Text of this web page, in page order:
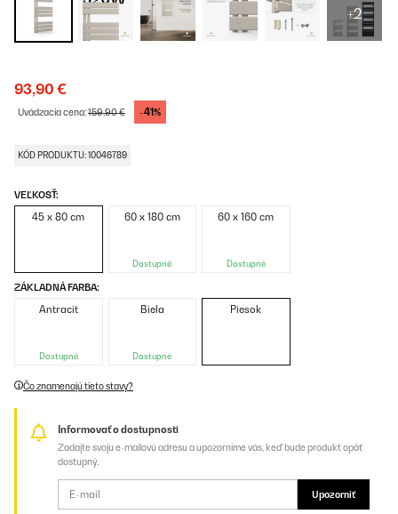
+2
93,90 €
Uvádzacia cena:159,90 € -41%
KÓD PRODUKTU: 10046789
VEĽKOSŤ:
45 x 80 cm 60 x 180 cm
Dostupné
60 x 160 cm
Dostupné
ZÁKLADNÁ FARBA:
Antracit
Dostupné
Biela
Dostupné
Piesok
Čo znamenajú tieto stavy?
Informovať o dostupnosti
Zadajte svoju e-mailovú adresu a upozorníme vás, keď bude produkt opäť
dostupný.
Upozorniť